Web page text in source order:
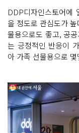
DDP디자인스토어에
을 정도로 관심도가
물용으로도 좋고, 공
는 긍정적인 반응이
아 가족 선물용으로